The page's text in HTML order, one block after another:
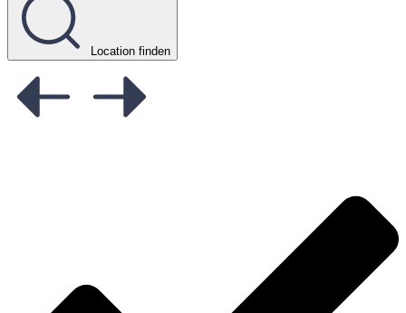
Location finden